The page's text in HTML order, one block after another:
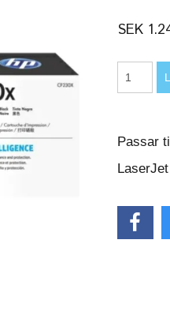
SEK
Passar